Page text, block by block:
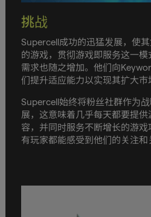
挑战
Supercell成功的迅猛发展，使
的游戏，贯彻游戏即服务这一
需求也随之增加。他们向
们提升适应能力以实现其扩大市
Supercell始终将粉丝社群作为
展，这意味着几乎每天都要提
容，并同时服务不断增长的游
有玩家都能感受到他们的关注和